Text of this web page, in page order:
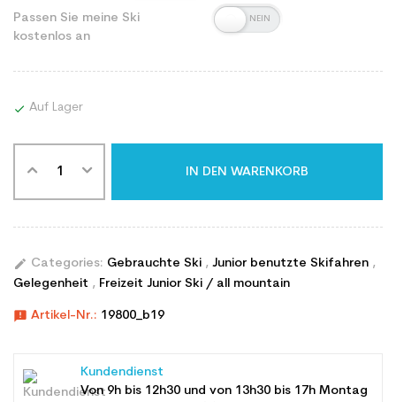
Passen Sie meine Ski
kostenlos an
 Auf Lager
IN DEN WARENKORB
edit Categories: Gebrauchte Ski , Junior benutzte Skifahren ,
Gelegenheit , Freizeit Junior Ski / all mountain
announcement Artikel-Nr.: 19800_b19
Kundendienst
Von 9h bis 12h30 und von 13h30 bis 17h Montag